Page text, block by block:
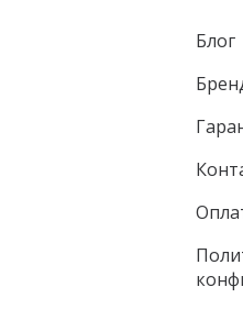
Блог